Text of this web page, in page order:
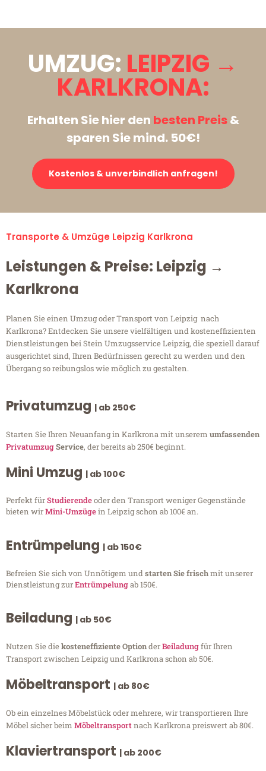
UMZUG: LEIPZIG →
KARLKRONA:
Erhalten Sie hier den besten Preis&
sparen Sie mind. 50€!
Kostenlos & unverbindlich anfragen!
Transporte & Umzüge Leipzig Karlkrona
Leistungen & Preise: Leipzig →
Karlkrona
Planen Sie einen Umzug oder Transport von Leipzig nach
Karlkrona? Entdecken Sie unsere vielfältigen und kosteneffizienten
Dienstleistungen bei Stein Umzugsservice Leipzig, die speziell darauf
ausgerichtet sind, Ihren Bedürfnissen gerecht zu werden und den
Übergang so reibungslos wie möglich zu gestalten.
Privatumzug | ab 250€
Starten Sie Ihren Neuanfang in Karlkrona mit unserem umfassenden
PrivatumzugService, der bereits ab 250€ beginnt.
Mini Umzug | ab 100€
Perfekt fürStudierendeoder den Transport weniger Gegenstände
bieten wirMini-Umzügein Leipzig schon ab 100€ an.
Entrümpelung | ab 150€
Befreien Sie sich von Unnötigem undstarten Sie frischmit unserer
Dienstleistung zurEntrümpelungab 150€.
Beiladung | ab 50€
Nutzen Sie diekosteneffiziente OptionderBeiladungfür Ihren
Transport zwischen Leipzig und Karlkrona schon ab 50€.
Möbeltransport | ab 80€
Ob ein einzelnes Möbelstück oder mehrere, wir transportieren Ihre
Möbel sicher beim Möbeltransportnach Karlkrona preiswert ab 80€.
Klaviertransport | ab 200€